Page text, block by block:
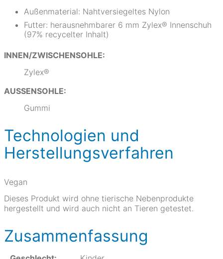
Außenmaterial: Nahtversiegeltes Nylon
Futter: herausnehmbarer 6 mm Zylex® Innenschuh
(97% recycelter Inhalt)
INNEN/ZWISCHENSOHLE:
Zylex®
AUSSENSOHLE:
Gummi
Technologien und
Herstellungsverfahren
Vegan
Dieses Produkt wird ohne tierische Nebenprodukte
hergestellt und wird auch nicht an Tieren getestet.
Zusammenfassung